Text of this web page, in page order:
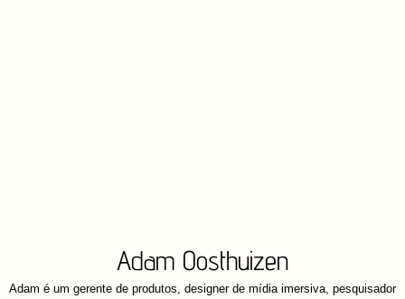
Adam Oosthuizen
Adam é um gerente de produtos, designer de mídia imersiva, pesquisador